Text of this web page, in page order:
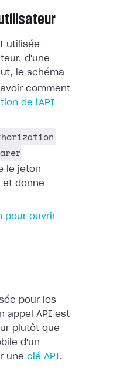
utilisée
d'une
le schéma
comment
de l'API
le jeton
et donne
pour ouvrir
pour les
appel API est
plutôt que
d'un
une clé API.